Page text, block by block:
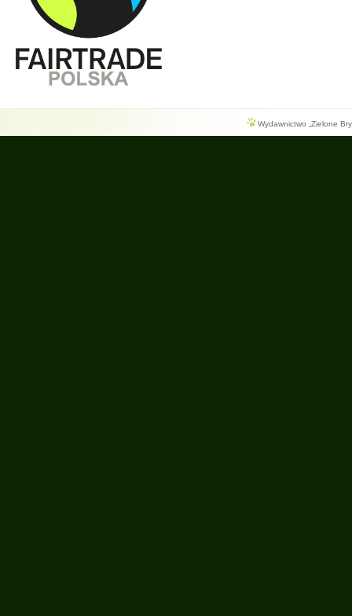
Wydawnictwo „Zielone